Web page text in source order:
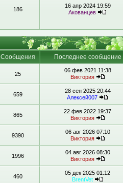
186
16 апр 2024 19:59
Акованцев
Сообщения
Последнее сообщение
25
06 фев 2021 11:38
Виктория
659
28 сен 2025 20:44
Алексей007
865
22 фев 2022 19:37
Виктория
9390
06 авг 2026 07:10
Виктория
1996
04 авг 2026 08:30
Виктория
460
05 дек 2025 01:12
BrentVet